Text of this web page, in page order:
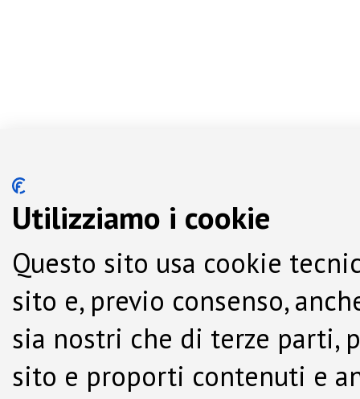
Utilizziamo i cookie
Questo sito usa cookie
sito e, previo consenso,
sia nostri che di terze parti,
sito e proporti contenuti e